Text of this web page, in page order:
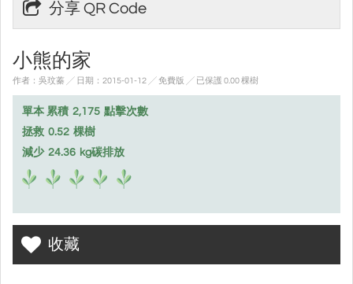
分享 QR Code
小熊的家
作者：吳玟蓁 ╱ 日期：2015-01-12 ╱ 免費版 ╱ 已保護 0.00 棵樹
單本 累積 2,175 點擊次數
拯救 0.52 棵樹
減少 24.36 kg碳排放
收藏